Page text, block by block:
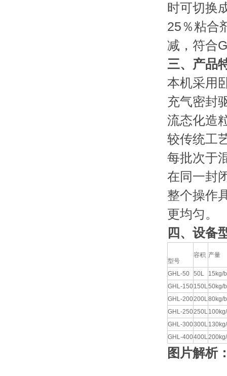
时可切换
25％粘合
减，符合
三、产品
本机采用
充气密封
流态化造
较传统工
每批次于
在同一封
整个操作
更均匀。
四、设备
型号
容积 产量
GHL-50 50L
15kg/
GHL-150150L50kg/
GHL-200200L80kg/
GHL-250250L
GHL-300300L
GHL-400400L
图片解析